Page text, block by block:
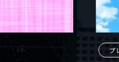
プ